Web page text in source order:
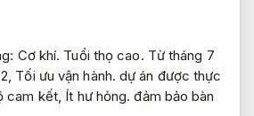
Cơ khí. Tuổi thọ cao. Từ tháng 7
Tối ưu vận hành. dự án được thực
cam kết, Ít hư hỏng. đảm bảo bàn